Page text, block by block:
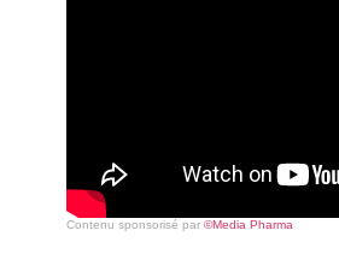
Contenu sponsorisé par ©Media Pharma